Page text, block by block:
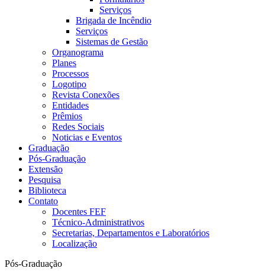
Serviços
Brigada de Incêndio
Serviços
Sistemas de Gestão
Organograma
Planes
Processos
Logotipo
Revista Conexões
Entidades
Prêmios
Redes Sociais
Noticias e Eventos
Graduação
Pós-Graduação
Extensão
Pesquisa
Biblioteca
Contato
Docentes FEF
Técnico-Administrativos
Secretarias, Departamentos e Laboratórios
Localização
Pós-Graduação